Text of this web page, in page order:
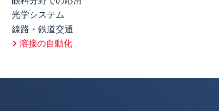
光学システム
線路・鉄道交通
溶接の自動化